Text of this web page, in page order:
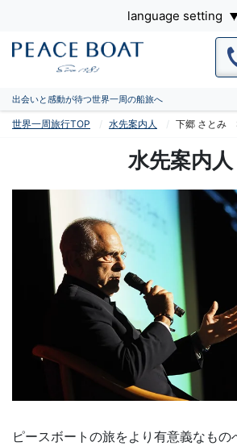
language setting
出会いと感動が待つ世界一周の船旅へ
世界一周旅行TOP 水先案内人 下郷 さとみ
水先案内人
ピースボートの旅をより有意義なもの